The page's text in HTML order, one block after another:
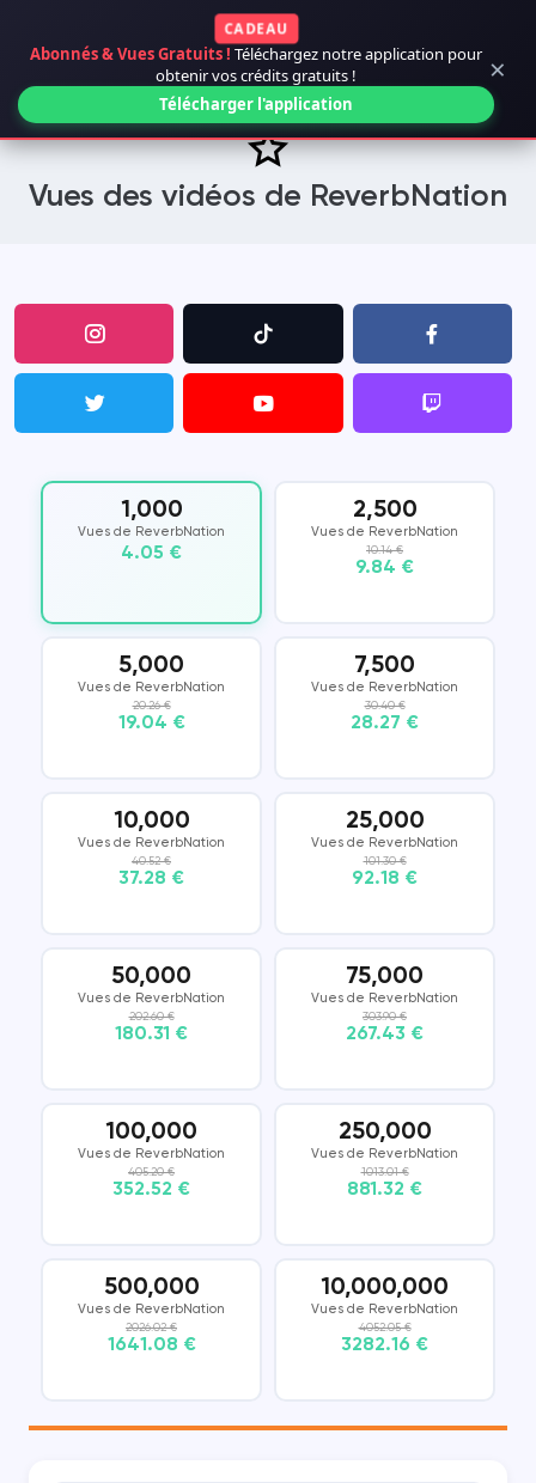
CADEAU
Abonnés & Vues Gratuits ! Téléchargez notre application pour
obtenir vos crédits gratuits !
Télécharger l'application
×
Vues des vidéos de ReverbNation
1,000
Vues de ReverbNation
4.05 €
2,500
Vues de ReverbNation
10.14 €
9.84 €
5,000
Vues de ReverbNation
20.26 €
19.04 €
7,500
Vues de ReverbNation
30.40 €
28.27 €
10,000
Vues de ReverbNation
40.52 €
37.28 €
25,000
Vues de ReverbNation
101.30 €
92.18 €
50,000
Vues de ReverbNation
202.60 €
180.31 €
75,000
Vues de ReverbNation
303.90 €
267.43 €
100,000
Vues de ReverbNation
405.20 €
352.52 €
250,000
Vues de ReverbNation
1013.01 €
881.32 €
500,000
Vues de ReverbNation
2026.02 €
1641.08 €
10,000,000
Vues de ReverbNation
4052.05 €
3282.16 €